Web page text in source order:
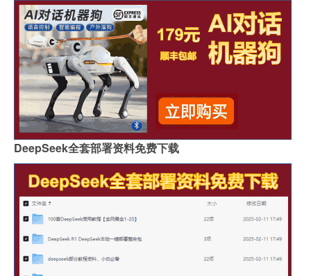
DeepSeek全套部署资料免费下载